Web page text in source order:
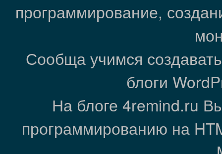
программирование,
Сообща учимся
блоги
На блоге 4remind.ru
программированию на